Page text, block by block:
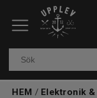
Fiskeredskap
HEM / Elektronik &